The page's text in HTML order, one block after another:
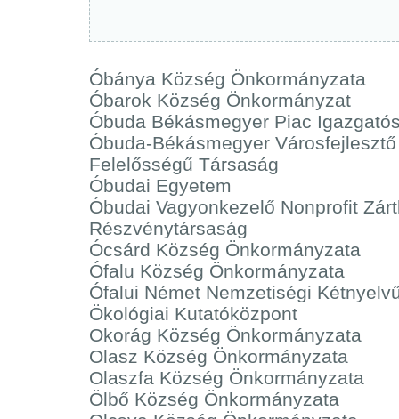
Óbánya Község Önkormányzata
Óbarok Község Önkormányzat
Óbuda Békásmegyer Piac
Óbuda-Békásmegyer
Felelősségű Társaság
Óbudai Egyetem
Óbudai Vagyonkezelő Nonprofit
Részvénytársaság
Ócsárd Község Önkormányzata
Ófalu Község Önkormányzata
Ófalui Német Nemzetiségi
Ökológiai Kutatóközpont
Okorág Község Önkormányzata
Olasz Község Önkormányzata
Olaszfa Község Önkormányzata
Ölbő Község Önkormányzata